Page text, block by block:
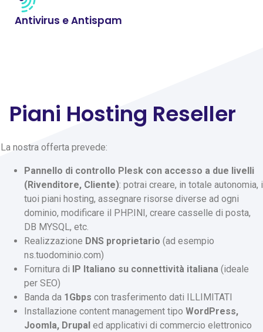
Antivirus e Antispam
Piani Hosting Reseller
La nostra offerta prevede:
Pannello di controllo Plesk con accesso a due livelli
(Rivenditore, Cliente): potrai creare, in totale autonomia, i
tuoi piani hosting, assegnare risorse diverse ad ogni
dominio, modificare il PHP.INI, creare casselle di posta,
DB MYSQL, etc.
Realizzazione DNS proprietario (ad esempio
ns.tuodominio.com)
Fornitura di IP Italiano su connettività italiana (ideale
per SEO)
Banda da 1Gbps con trasferimento dati ILLIMITATI
Installazione content management tipo WordPress,
Joomla, Drupal ed applicativi di commercio elettronico